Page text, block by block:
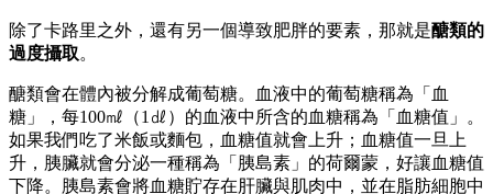
除了卡路里之外，還有另一個導致肥胖的要素，那就是醣類的
過度攝取。
醣類會在體內被分解成葡萄糖。血液中的葡萄糖稱為「血
糖」，每100㎖（1㎗）的血液中所含的血糖稱為「血糖值」。
如果我們吃了米飯或麵包，血糖值就會上升；血糖值一旦上
升，胰臟就會分泌一種稱為「胰島素」的荷爾蒙，好讓血糖值
下降。胰島素會將血糖貯存在肝臟與肌肉中，並在脂肪細胞中